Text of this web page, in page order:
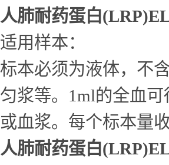
人肺耐药蛋白
适用样本：
标本必须为液体，不
匀浆等。1ml的全血
或血浆。每个标本量
人肺耐药蛋白